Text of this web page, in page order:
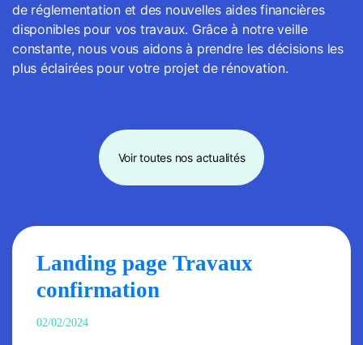
de réglementation et des nouvelles aides financières
disponibles pour vos travaux. Grâce à notre veille
constante, nous vous aidons à prendre les décisions les
plus éclairées pour votre projet de rénovation.
Voir toutes nos actualités
Landing page Travaux
confirmation
02/02/2024